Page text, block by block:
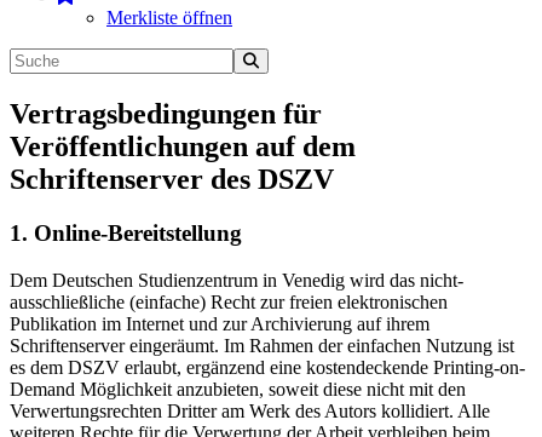
Merkliste öffnen
Vertragsbedingungen für
Veröffentlichungen auf dem
Schriftenserver des DSZV
1. Online-Bereitstellung
Dem Deutschen Studienzentrum in Venedig wird das nicht-
ausschließliche (einfache) Recht zur freien elektronischen
Publikation im Internet und zur Archivierung auf ihrem
Schriftenserver eingeräumt. Im Rahmen der einfachen Nutzung ist
es dem DSZV erlaubt, ergänzend eine kostendeckende Printing-on-
Demand Möglichkeit anzubieten, soweit diese nicht mit den
Verwertungsrechten Dritter am Werk des Autors kollidiert. Alle
weiteren Rechte für die Verwertung der Arbeit verbleiben beim